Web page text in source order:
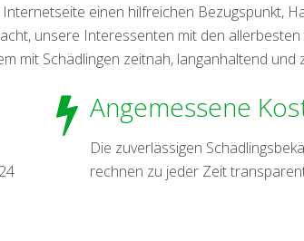
einen hilfreichen Bezugspunkt,
unsere Interessenten mit den
mit Schädlingen zeitnah, langanhaltend und
Angemessene
Die zuverlässigen
rechnen zu jeder Zeit